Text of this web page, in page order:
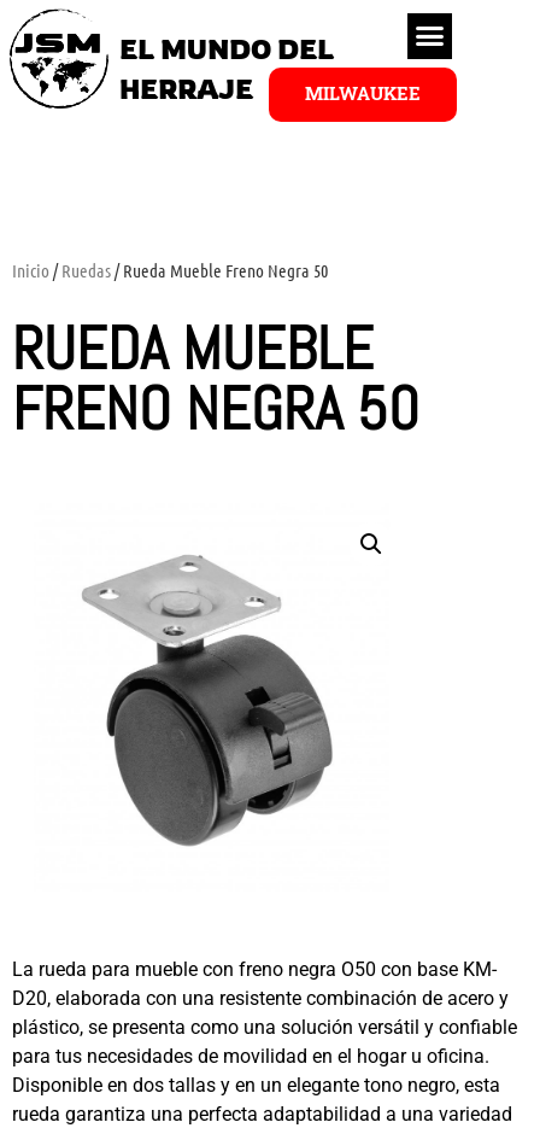
EL MUNDO DEL
HERRAJE
MILWAUKEE
Inicio /Ruedas/ Rueda Mueble Freno Negra 50
RUEDA MUEBLE
FRENO NEGRA 50
La rueda para mueble con freno negra O50 con base KM-
D20, elaborada con una resistente combinación de acero y
plástico, se presenta como una solución versátil y confiable
para tus necesidades de movilidad en el hogar u oficina.
Disponible en dos tallas y en un elegante tono negro, esta
rueda garantiza una perfecta adaptabilidad a una variedad